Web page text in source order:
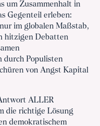
um Zusammenhalt in
Gegenteil erleben:
im globalen Maßstab,
hitzigen Debatten
durch Populisten
von Angst Kapital
ALLER
die richtige Lösung
demokratischem